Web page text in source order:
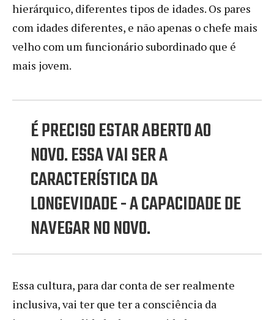
hierárquico, diferentes tipos de idades. Os pares
com idades diferentes, e não apenas o chefe mais
velho com um funcionário subordinado que é
mais jovem.
É PRECISO ESTAR ABERTO AO
NOVO. ESSA VAI SER A
CARACTERÍSTICA DA
LONGEVIDADE - A CAPACIDADE DE
NAVEGAR NO NOVO.
Essa cultura, para dar conta de ser realmente
inclusiva, vai ter que ter a consciência da